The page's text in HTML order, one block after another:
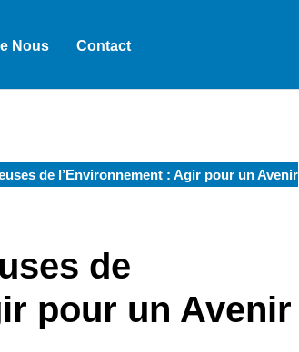
Nous Contact
de l’Environnement : Agir pour un Avenir
de
pour un Avenir